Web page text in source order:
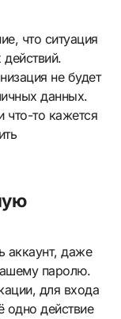
что ситуация
не будет
данных.
что-то кажется
аккаунт, даже
паролю.
для входа
одно действие